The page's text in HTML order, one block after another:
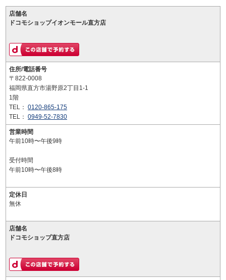
店舗名
ドコモショップイオンモール直方店
住所/電話番号
〒822-0008
福岡県直方市湯野原2丁目1-1
1階
TEL： 0120-865-175
TEL： 0949-52-7830
営業時間
午前10時〜午後9時
受付時間
午前10時〜午後8時
定休日
無休
店舗名
ドコモショップ直方店